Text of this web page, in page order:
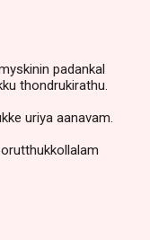
padankal
thondrukirathu.
uriya aanavam.